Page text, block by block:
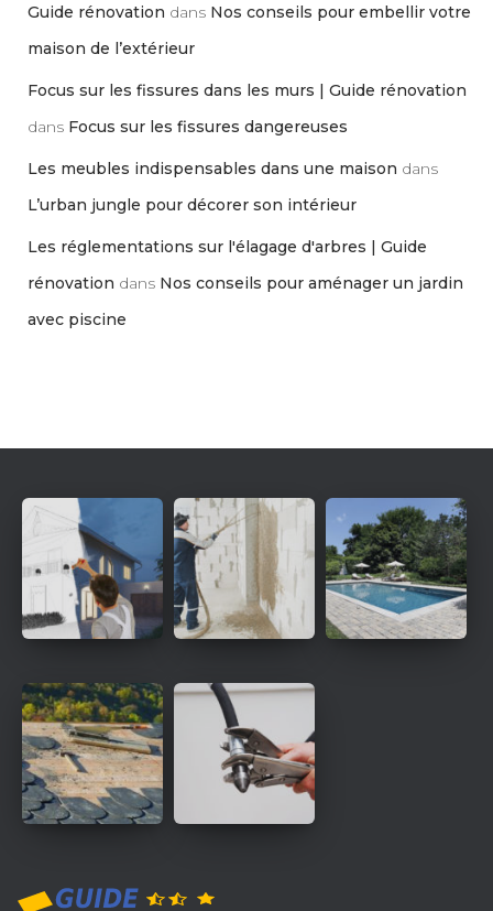
Guide rénovation dans Nos conseils pour embellir votre
maison de l’extérieur
Focus sur les fissures dans les murs | Guide rénovation
dans Focus sur les fissures dangereuses
Les meubles indispensables dans une maison dans
L’urban jungle pour décorer son intérieur
Les réglementations sur l'élagage d'arbres | Guide
rénovation dans Nos conseils pour aménager un jardin
avec piscine